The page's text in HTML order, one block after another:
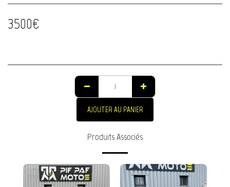
3500€
AJOUTER AU PANIER
Produits Associés